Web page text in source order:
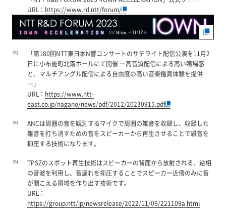
URL： https://www.rd.ntt/forum/
※2
「第180回NTT東日本N響コンサートのサテライト配信公演を11月2
日に小布施町北斎ホールにて開催 ―高音質配信による高い臨場感
と、マルチアングル配信による自由度の高い音楽鑑賞体験を提供
―」
URL： https://www.ntt-
east.co.jp/nagano/news/pdf/2012/20230915.pdf
※3
ANCは周囲の音を観測するマイクで周囲の雑音を収録し、収録した
雑音を打ち消すための音をスピーカーから再生させることで雑音を
抑圧する技術になります。
※4
TPSZのスポット再生技術はスピーカーの背面から放射される、逆相
の音波を利用し、音漏れを抑圧することでスピーカー近傍のみに音
が聞こえる領域を作り出す技術です。
URL：
https://group.ntt/jp/newsrelease/2022/11/09/221109a.html